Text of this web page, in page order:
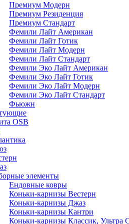
Премиум Модерн
Премиум Резиденция
Премиум Стандарт
Фемили Лайт Американ
Фемили Лайт Готик
Фемили Лайт Модерн
Фемили Лайт Стандарт
Фемили Эко Лайт Американ
Фемили Эко Лайт Готик
Фемили Эко Лайт Модерн
Фемили Эко Лайт Стандарт
Фьюжн
OSB
элементы
Ендовные ковры
Коньки-карнизы Вестерн
Коньки-карнизы Джаз
Коньки-карнизы Кантри
Коньки-карнизы Классик, Ультра